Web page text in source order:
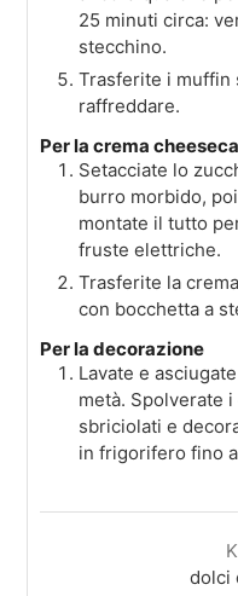
25 minuti circa:
stecchino.
Trasferite i muffin
raffreddare.
Per la crema
Setacciate lo
burro morbido,
montate il tutto
fruste elettriche.
Trasferite la
con bocchetta a
Per la decorazione
Lavate e
metà. Spolverate
sbriciolati e
in frigorifero fino
dolci